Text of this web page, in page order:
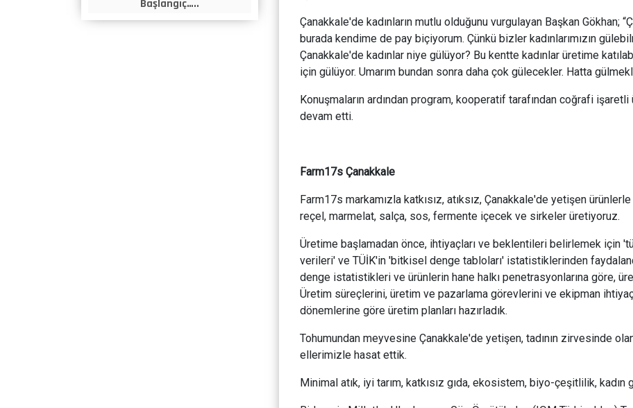
Başlangıç…..
Çanakkale'de kadınların mutlu olduğunu vurgulayan Başkan Gökhan;
burada kendime de pay biçiyorum. Çünkü bizler kadınlarımızın
Çanakkale'de kadınlar niye gülüyor? Bu kentte kadınlar üretime
için gülüyor. Umarım bundan sonra daha çok gülecekler. Hatta
Konuşmaların ardından program, kooperatif tarafından coğrafi işaretli
devam etti.
Farm17s Çanakkale
Farm17s markamızla katkısız, atıksız, Çanakkale'de yetişen
reçel, marmelat, salça, sos, fermente içecek ve sirkeler üretiyoruz.
Üretime başlamadan önce, ihtiyaçları ve beklentileri belirlemek için
verileri' ve TÜİK'in 'bitkisel denge tabloları' istatistiklerinden
denge istatistikleri ve ürünlerin hane halkı penetrasyonlarına göre,
Üretim süreçlerini, üretim ve pazarlama görevlerini ve ekipman
dönemlerine göre üretim planları hazırladık.
Tohumundan meyvesine Çanakkale'de yetişen, tadının zirvesinde
ellerimizle hasat ettik.
Minimal atık, iyi tarım, katkısız gıda, ekosistem, biyo-çeşitlilik,